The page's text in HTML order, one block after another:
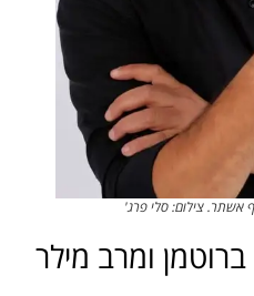
אשתר. צילום: סלי פרג'
ומרב מילר